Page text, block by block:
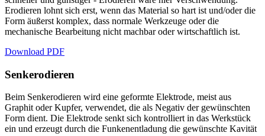
Erodieren lohnt sich erst, wenn das Material so hart ist und/oder die
Form äußerst komplex, dass normale Werkzeuge oder die
mechanische Bearbeitung nicht machbar oder wirtschaftlich ist.
Download PDF
Senkerodieren
Beim Senkerodieren wird eine geformte Elektrode, meist aus
Graphit oder Kupfer, verwendet, die als Negativ der gewünschten
Form dient. Die Elektrode senkt sich kontrolliert in das Werkstück
ein und erzeugt durch die Funkenentladung die gewünschte Kavität